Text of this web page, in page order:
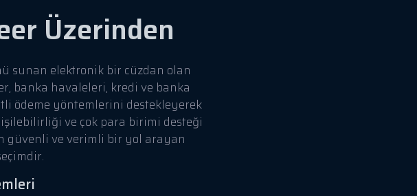
Üzerinden
sunan elektronik bir cüzdan olan
banka havaleleri, kredi ve banka
ödeme yöntemlerini destekleyerek
ve çok para birimi desteği
güvenli ve verimli bir yol arayan